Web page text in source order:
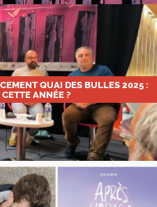
QUAI DES BULLES 2025 :
ANNÉE ?